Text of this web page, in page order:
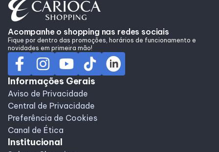
Programa de benefícios
Acompanhe o shopping nas redes sociais
Fique por dentro das promoções, horários de funcionamento e
novidades em primeira mão!
Informações Gerais
Aviso de Privacidade
Central de Privacidade
Preferência de Cookies
Canal de Ética
Institucional